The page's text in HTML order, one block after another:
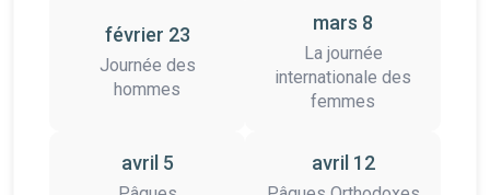
février 23
Journée des
hommes
mars 8
La journée
internationale des
femmes
avril 5 avril 12